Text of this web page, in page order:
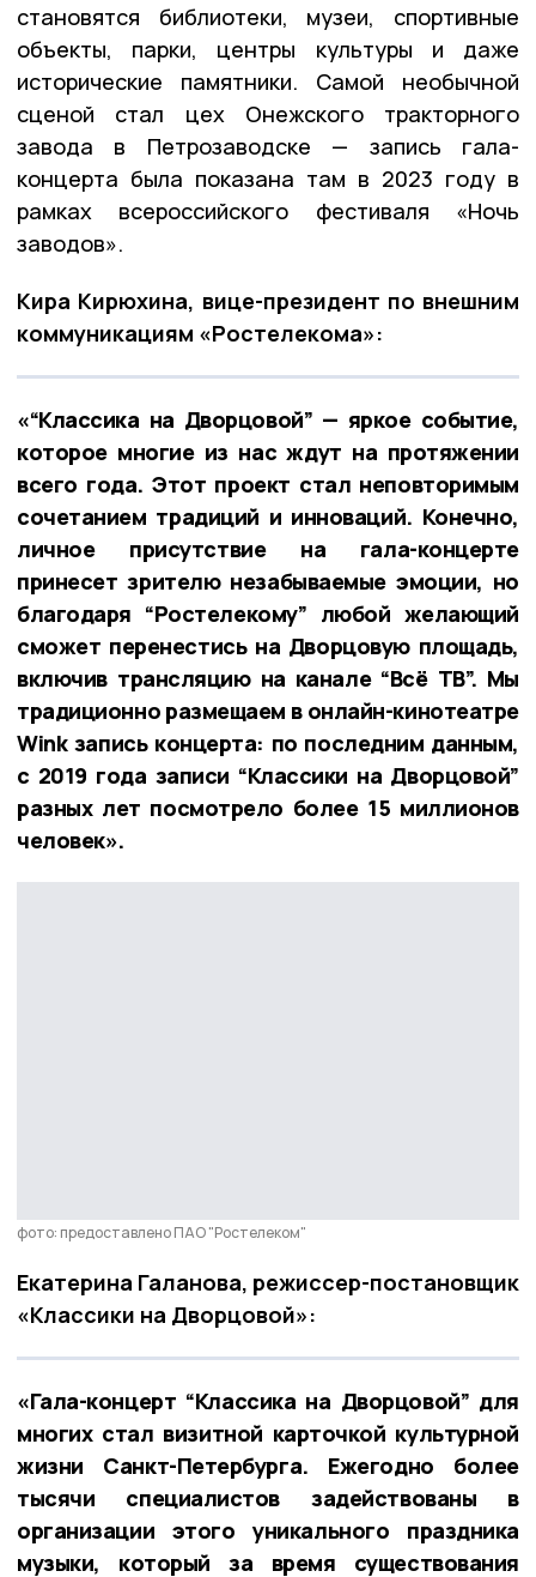
становятся библиотеки, музеи, спортивные
объекты, парки, центры культуры и даже
исторические памятники. Самой необычной
сценой стал цех Онежского тракторного
завода в Петрозаводске — запись гала-
концерта была показана там в 2023 году в
рамках всероссийского фестиваля «Ночь
заводов».
Кира Кирюхина, вице-президент по внешним
коммуникациям «Ростелекома»:
«“Классика на Дворцовой” — яркое событие,
которое многие из нас ждут на протяжении
всего года. Этот проект стал неповторимым
сочетанием традиций и инноваций. Конечно,
личное присутствие на гала-концерте
принесет зрителю незабываемые эмоции, но
благодаря “Ростелекому” любой желающий
сможет перенестись на Дворцовую площадь,
включив трансляцию на канале “Всё ТВ”. Мы
традиционно размещаем в онлайн-кинотеатре
Wink запись концерта: по последним данным,
с 2019 года записи “Классики на Дворцовой”
разных лет посмотрело более 15 миллионов
человек».
фото: предоставлено ПАО "Ростелеком"
Екатерина Галанова, режиссер-постановщик
«Классики на Дворцовой»:
«Гала-концерт “Классика на Дворцовой” для
многих стал визитной карточкой культурной
жизни Санкт-Петербурга. Ежегодно более
тысячи специалистов задействованы в
организации этого уникального праздника
музыки, который за время существования